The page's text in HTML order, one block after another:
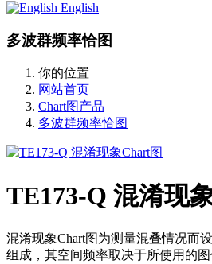
English
多波群频率恰图
你的位置
网站首页
Chart图产品
多波群频率恰图
TE173-Q 混淆现
混淆现象Chart图为测量混叠情况而
组成，其空间频率取决于所使用的